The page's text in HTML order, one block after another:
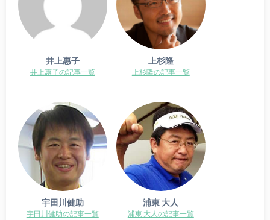
井上惠子
井上惠子の記事一覧
上杉隆
上杉隆の記事一覧
宇田川健助
宇田川健助の記事一覧
浦東 大人
浦東 大人の記事一覧